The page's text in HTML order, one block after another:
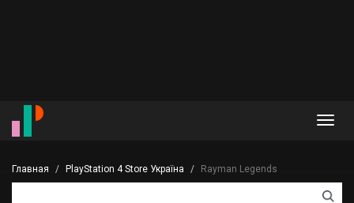
Главная PlayStation 4 Store Україна Rayman Legends